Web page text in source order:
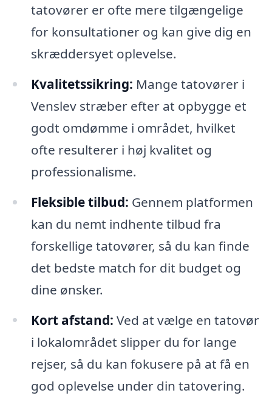
tatovører er ofte mere tilgængelige
for konsultationer og kan give dig en
skræddersyet oplevelse.
Kvalitetssikring: Mange tatovører i
Venslev stræber efter at opbygge et
godt omdømme i området, hvilket
ofte resulterer i høj kvalitet og
professionalisme.
Fleksible tilbud: Gennem platformen
kan du nemt indhente tilbud fra
forskellige tatovører, så du kan finde
det bedste match for dit budget og
dine ønsker.
Kort afstand: Ved at vælge en tatovør
i lokalområdet slipper du for lange
rejser, så du kan fokusere på at få en
god oplevelse under din tatovering.